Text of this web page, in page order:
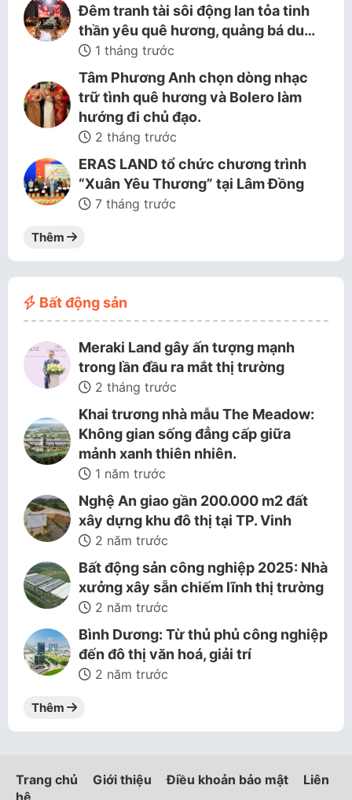
Đêm tranh tài sôi động lan tỏa tinh
thần yêu quê hương, quảng bá du…
1 tháng trước
Tâm Phương Anh chọn dòng nhạc
trữ tình quê hương và Bolero làm
hướng đi chủ đạo.
2 tháng trước
ERAS LAND tổ chức chương trình
“Xuân Yêu Thương” tại Lâm Đồng
7 tháng trước
Thêm
Bất động sản
Meraki Land gây ấn tượng mạnh
trong lần đầu ra mắt thị trường
2 tháng trước
Khai trương nhà mẫu The Meadow:
Không gian sống đẳng cấp giữa
mảnh xanh thiên nhiên.
1 năm trước
Nghệ An giao gần 200.000 m2 đất
xây dựng khu đô thị tại TP. Vinh
2 năm trước
Bất động sản công nghiệp 2025: Nhà
xưởng xây sẵn chiếm lĩnh thị trường
2 năm trước
Bình Dương: Từ thủ phủ công nghiệp
đến đô thị văn hoá, giải trí
2 năm trước
Thêm
Trang chủ Giới thiệu Điều khoản bảo mật
Liên
hệ